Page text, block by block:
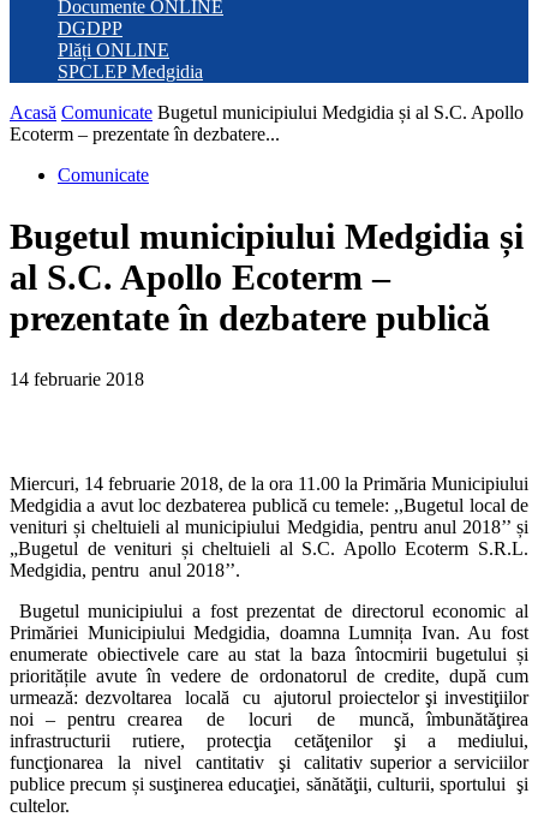
Documente ONLINE
DGDPP
Plăți ONLINE
SPCLEP Medgidia
Acasă Comunicate Bugetul municipiului Medgidia și al S.C. Apollo
Ecoterm – prezentate în dezbatere...
Comunicate
Bugetul municipiului Medgidia și
al S.C. Apollo Ecoterm –
prezentate în dezbatere publică
14 februarie 2018
Miercuri, 14 februarie 2018, de la ora 11.00 la Primăria Municipiului
Medgidia a avut loc dezbaterea publică cu temele: ,,Bugetul local de
venituri și cheltuieli al municipiului Medgidia, pentru anul 2018’’ și
„Bugetul de venituri și cheltuieli al S.C. Apollo Ecoterm S.R.L.
Medgidia, pentru anul 2018’’.
Bugetul municipiului a fost prezentat de directorul economic al
Primăriei Municipiului Medgidia, doamna Lumnița Ivan. Au fost
enumerate obiectivele care au stat la baza întocmirii bugetului și
prioritățile avute în vedere de ordonatorul de credite, după cum
urmează: dezvoltarea locală cu ajutorul proiectelor şi investiţiilor
noi – pentru crearea de locuri de muncă, îmbunătăţirea
infrastructurii rutiere, protecţia cetăţenilor şi a mediului,
funcţionarea la nivel cantitativ şi calitativ superior a serviciilor
publice precum și susţinerea educaţiei, sănătăţii, culturii, sportului şi
cultelor.